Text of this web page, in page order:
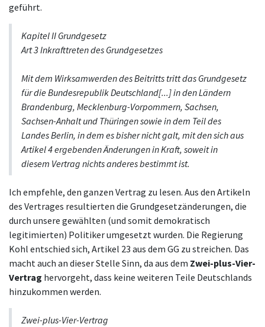
geführt.
Kapitel II Grundgesetz
Art 3 Inkrafttreten des Grundgesetzes
Mit dem Wirksamwerden des Beitritts tritt das Grundgesetz
für die Bundesrepublik Deutschland[...] in den Ländern
Brandenburg, Mecklenburg-Vorpommern, Sachsen,
Sachsen-Anhalt und Thüringen sowie in dem Teil des
Landes Berlin, in dem es bisher nicht galt, mit den sich aus
Artikel 4 ergebenden Änderungen in Kraft, soweit in
diesem Vertrag nichts anderes bestimmt ist.
Ich empfehle, den ganzen Vertrag zu lesen. Aus den Artikeln
des Vertrages resultierten die Grundgesetzänderungen, die
durch unsere gewählten (und somit demokratisch
legitimierten) Politiker umgesetzt wurden. Die Regierung
Kohl entschied sich, Artikel 23 aus dem GG zu streichen. Das
macht auch an dieser Stelle Sinn, da aus dem Zwei-plus-Vier-
Vertrag hervorgeht, dass keine weiteren Teile Deutschlands
hinzukommen werden.
Zwei-plus-Vier-Vertrag